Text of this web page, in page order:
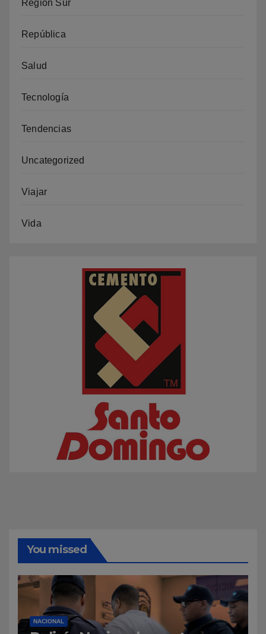
Región Sur
República
Salud
Tecnología
Tendencias
Uncategorized
Viajar
Vida
You missed
NACIONAL